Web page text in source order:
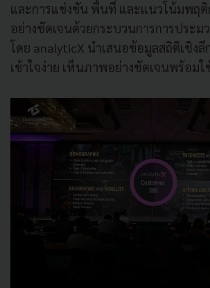
และการแข่งขัน พื้นที่ และแนวโน้มพฤติ
อย่างชัดเจนด้วยกระบวนการการประม
โดย analyticX นำเสนอข้อมูลสถิติเชิง
เข้าใจง่าย เห็นภาพอย่างชัดเจนพร้อมใ